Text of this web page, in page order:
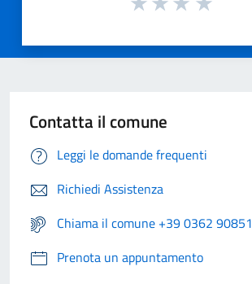
Contatta il comune
Leggi le domande frequenti
Richiedi Assistenza
Chiama il comune +39 0362 90851
Prenota un appuntamento